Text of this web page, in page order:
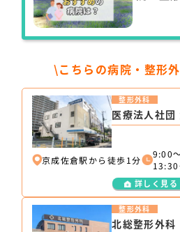
\こちらの病院・整形
医療法人社
整形外科
京成佐倉駅から徒歩1分
9:00
詳しく見る
北総整形外科
整形外科